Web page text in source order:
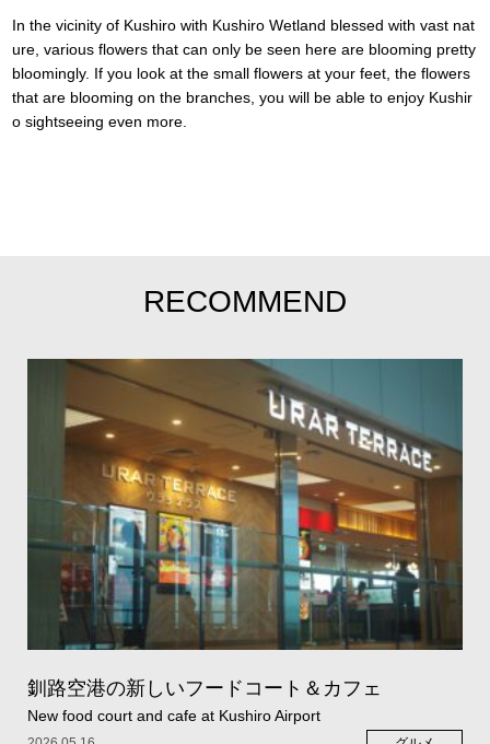
In the vicinity of Kushiro with Kushiro Wetland blessed with vast nat
ure, various flowers that can only be seen here are blooming pretty
bloomingly. If you look at the small flowers at your feet, the flowers
that are blooming on the branches, you will be able to enjoy Kushir
o sightseeing even more.
RECOMMEND
釧路空港の新しいフードコート＆カフェ
New food court and cafe at Kushiro Airport